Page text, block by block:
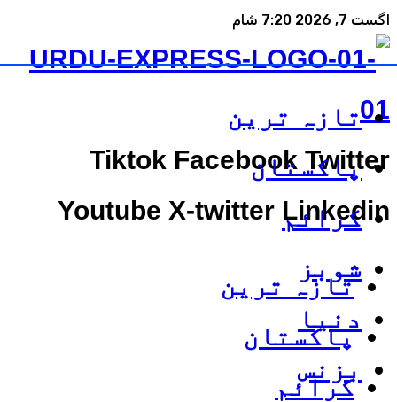
اگست 7, 2026 7:20 شام
Tiktok Facebook Twitter
Youtube X-twitter Linkedin
تازہ ترین
پاکستان
کرائم
تازہ ترین
پاکستان
کرائم
شوبز
دنیا
بزنس